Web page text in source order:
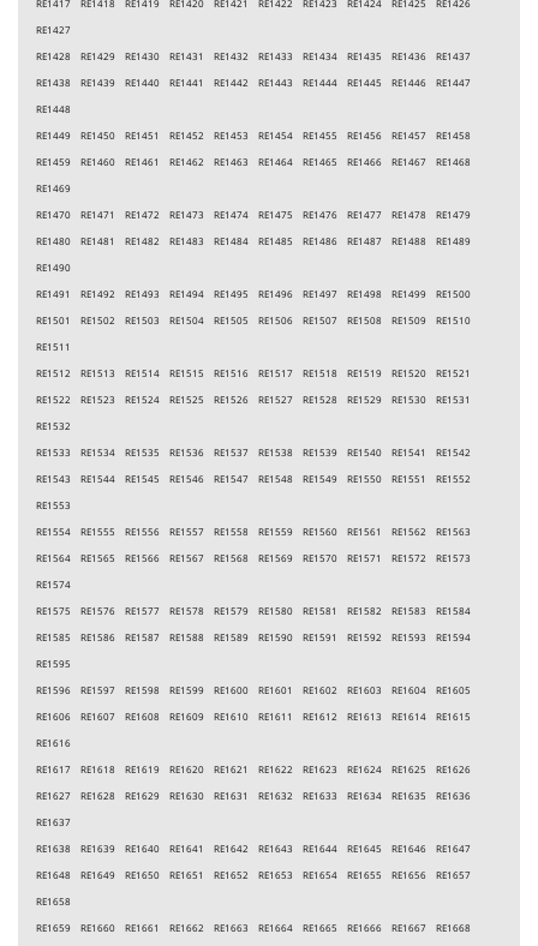
RE1417 RE1418 RE1419 RE1420 RE1421 RE1422 RE1423 RE1424 RE1425 RE1426
RE1427
RE1428 RE1429 RE1430 RE1431 RE1432 RE1433 RE1434 RE1435 RE1436 RE1437
RE1438 RE1439 RE1440 RE1441 RE1442 RE1443 RE1444 RE1445 RE1446 RE1447
RE1448
RE1449 RE1450 RE1451 RE1452 RE1453 RE1454 RE1455 RE1456 RE1457 RE1458
RE1459 RE1460 RE1461 RE1462 RE1463 RE1464 RE1465 RE1466 RE1467 RE1468
RE1469
RE1470 RE1471 RE1472 RE1473 RE1474 RE1475 RE1476 RE1477 RE1478 RE1479
RE1480 RE1481 RE1482 RE1483 RE1484 RE1485 RE1486 RE1487 RE1488 RE1489
RE1490
RE1491 RE1492 RE1493 RE1494 RE1495 RE1496 RE1497 RE1498 RE1499 RE1500
RE1501 RE1502 RE1503 RE1504 RE1505 RE1506 RE1507 RE1508 RE1509 RE1510
RE1511
RE1512 RE1513 RE1514 RE1515 RE1516 RE1517 RE1518 RE1519 RE1520 RE1521
RE1522 RE1523 RE1524 RE1525 RE1526 RE1527 RE1528 RE1529 RE1530 RE1531
RE1532
RE1533 RE1534 RE1535 RE1536 RE1537 RE1538 RE1539 RE1540 RE1541 RE1542
RE1543 RE1544 RE1545 RE1546 RE1547 RE1548 RE1549 RE1550 RE1551 RE1552
RE1553
RE1554 RE1555 RE1556 RE1557 RE1558 RE1559 RE1560 RE1561 RE1562 RE1563
RE1564 RE1565 RE1566 RE1567 RE1568 RE1569 RE1570 RE1571 RE1572 RE1573
RE1574
RE1575 RE1576 RE1577 RE1578 RE1579 RE1580 RE1581 RE1582 RE1583 RE1584
RE1585 RE1586 RE1587 RE1588 RE1589 RE1590 RE1591 RE1592 RE1593 RE1594
RE1595
RE1596 RE1597 RE1598 RE1599 RE1600 RE1601 RE1602 RE1603 RE1604 RE1605
RE1606 RE1607 RE1608 RE1609 RE1610 RE1611 RE1612 RE1613 RE1614 RE1615
RE1616
RE1617 RE1618 RE1619 RE1620 RE1621 RE1622 RE1623 RE1624 RE1625 RE1626
RE1627 RE1628 RE1629 RE1630 RE1631 RE1632 RE1633 RE1634 RE1635 RE1636
RE1637
RE1638 RE1639 RE1640 RE1641 RE1642 RE1643 RE1644 RE1645 RE1646 RE1647
RE1648 RE1649 RE1650 RE1651 RE1652 RE1653 RE1654 RE1655 RE1656 RE1657
RE1658
RE1659 RE1660 RE1661 RE1662 RE1663 RE1664 RE1665 RE1666 RE1667 RE1668